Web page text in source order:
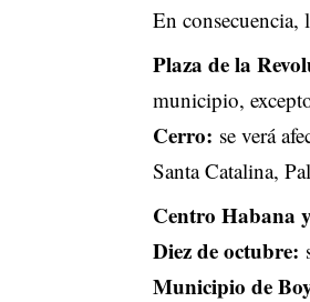
En consecuencia,
Plaza de la
municipio,
Cerro: se verá
Santa Catalina,
Centro Habana
Diez de octubre:
Municipio de